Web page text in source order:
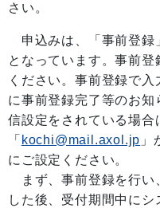
さい。
申込みは、「事前登録
となっています。事前
ください。事前登録で
に事前登録完了等のお
信設定をされている場合
「 kochi@mail.axol.jp 」
にご設定ください。
まず、事前登録を行い
した後、受付期間中に